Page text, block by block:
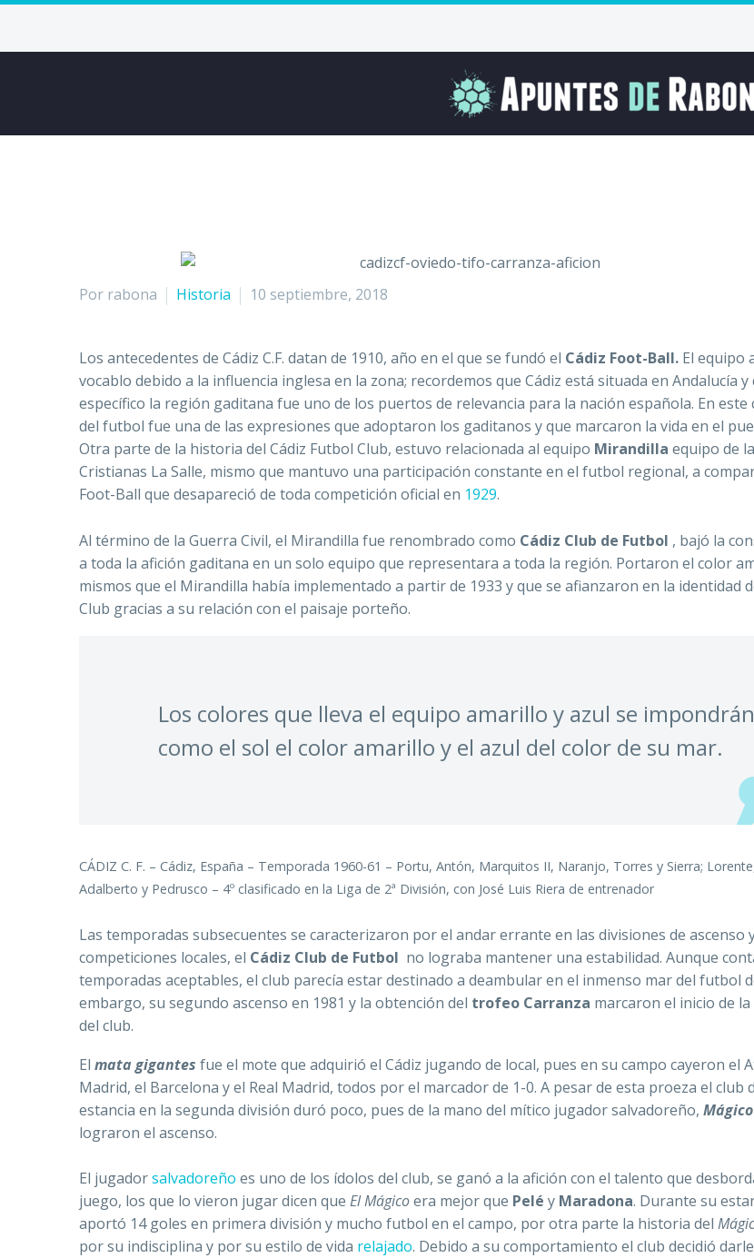
Por rabona Historia 10 septiembre, 2018
Los antecedentes de Cádiz C.F. datan de 1910, año en el que se fundó el Cádiz Foot-Ball. El equipo
vocablo debido a la influencia inglesa en la zona; recordemos que Cádiz está situada en Andalucía y
específico la región gaditana fue uno de los puertos de relevancia para la nación española. En este
del futbol fue una de las expresiones que adoptaron los gaditanos y que marcaron la vida en el
Otra parte de la historia del Cádiz Futbol Club, estuvo relacionada al equipo Mirandilla equipo de
Cristianas La Salle, mismo que mantuvo una participación constante en el futbol regional, a
Foot-Ball que desapareció de toda competición oficial en 1929.
Al término de la Guerra Civil, el Mirandilla fue renombrado como Cádiz Club de Futbol , bajó la
a toda la afición gaditana en un solo equipo que representara a toda la región. Portaron el color
mismos que el Mirandilla había implementado a partir de 1933 y que se afianzaron en la identidad
Club gracias a su relación con el paisaje porteño.
Los colores que lleva el equipo amarillo y azul se
como el sol el color amarillo y el azul del color de su mar.
CÁDIZ C. F. – Cádiz, España – Temporada 1960-61 – Portu, Antón, Marquitos II, Naranjo, Torres y Sierra;
Adalberto y Pedrusco – 4º clasificado en la Liga de 2ª División, con José Luis Riera de entrenador
Las temporadas subsecuentes se caracterizaron por el andar errante en las divisiones de ascenso
competiciones locales, el Cádiz Club de Futbol no lograba mantener una estabilidad. Aunque
temporadas aceptables, el club parecía estar destinado a deambular en el inmenso mar del futbol
embargo, su segundo ascenso en 1981 y la obtención del trofeo Carranza marcaron el inicio de
del club.
El mata gigantes fue el mote que adquirió el Cádiz jugando de local, pues en su campo cayeron el
Madrid, el Barcelona y el Real Madrid, todos por el marcador de 1-0. A pesar de esta proeza el club
estancia en la segunda división duró poco, pues de la mano del mítico jugador salvadoreño, Mágico
lograron el ascenso.
El jugadorsalvadoreño es uno de los ídolos del club, se ganó a la afición con el talento que
juego, los que lo vieron jugar dicen que El Mágicoera mejor que Pelé y Maradona. Durante su
aportó 14 goles en primera división y mucho futbol en el campo, por otra parte la historia del
por su indisciplina y por su estilo de vida relajado. Debido a su comportamiento el club decidió